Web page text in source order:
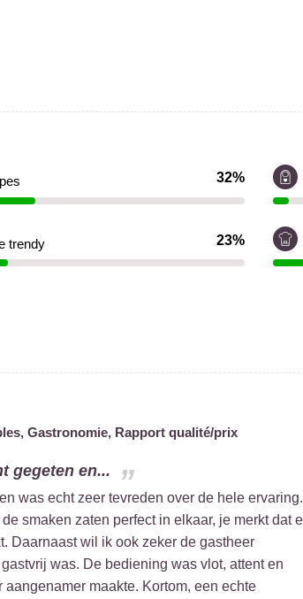
32%
trendy 23%
Gastronomie, Rapport qualité/prix
gegeten en...
was echt zeer tevreden over de hele ervaring.
smaken zaten perfect in elkaar, je merkt dat
Daarnaast wil ik ook zeker de gastheer
was. De bediening was vlot, attent en
maakte. Kortom, een echte